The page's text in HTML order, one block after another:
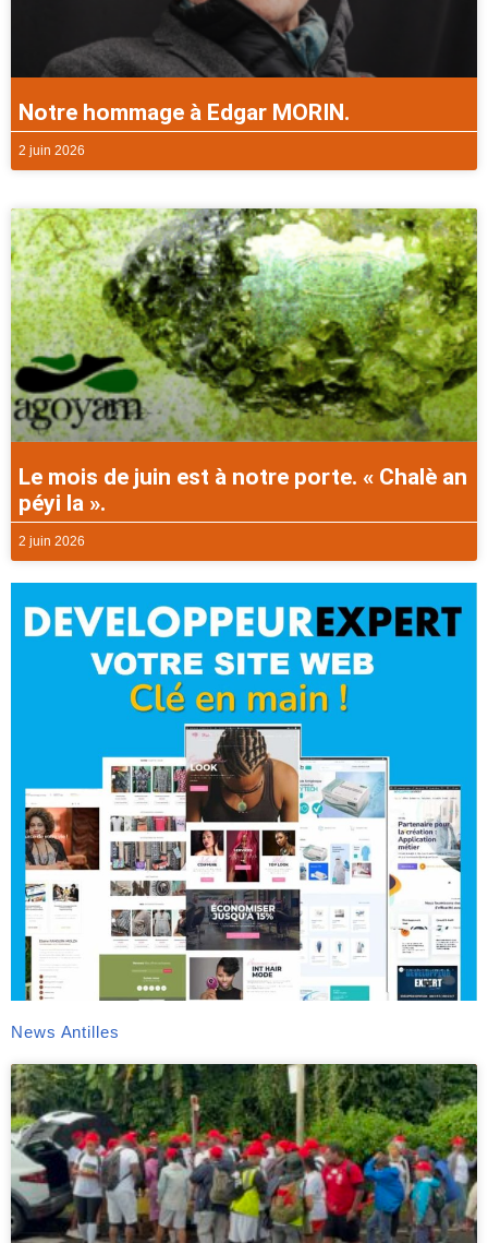
Notre hommage à Edgar MORIN.
2 juin 2026
Le mois de juin est à notre porte. « Chalè an
péyi la ».
2 juin 2026
News Antilles